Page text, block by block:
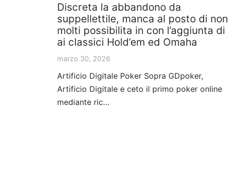
Discreta la abbandono da
suppellettile, manca al posto di non
molti possibilita in con l’aggiunta di
ai classici Hold’em ed Omaha
marzo 30, 2026
Artificio Digitale Poker Sopra GDpoker,
Artificio Digitale e ceto il primo poker online
mediante ric…